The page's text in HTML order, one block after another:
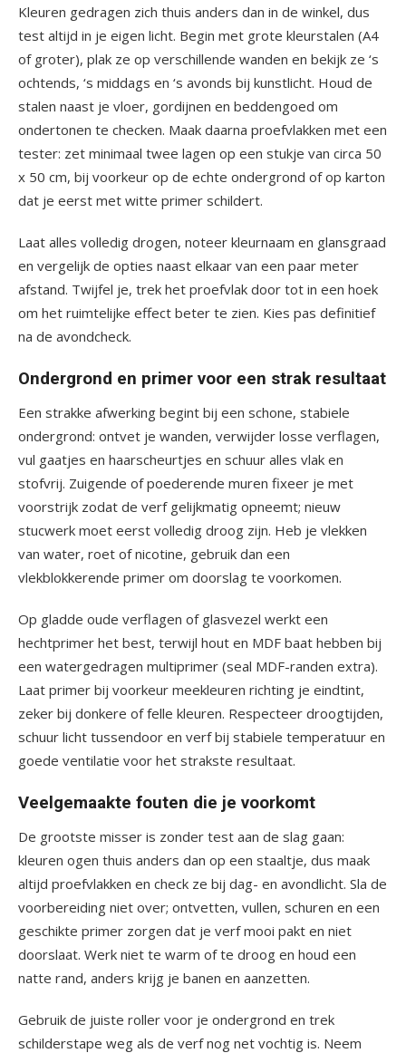
Kleuren gedragen zich thuis anders dan in de winkel, dus
test altijd in je eigen licht. Begin met grote kleurstalen (A4
of groter), plak ze op verschillende wanden en bekijk ze ‘s
ochtends, ‘s middags en ‘s avonds bij kunstlicht. Houd de
stalen naast je vloer, gordijnen en beddengoed om
ondertonen te checken. Maak daarna proefvlakken met een
tester: zet minimaal twee lagen op een stukje van circa 50
x 50 cm, bij voorkeur op de echte ondergrond of op karton
dat je eerst met witte primer schildert.
Laat alles volledig drogen, noteer kleurnaam en glansgraad
en vergelijk de opties naast elkaar van een paar meter
afstand. Twijfel je, trek het proefvlak door tot in een hoek
om het ruimtelijke effect beter te zien. Kies pas definitief
na de avondcheck.
Ondergrond en primer voor een strak resultaat
Een strakke afwerking begint bij een schone, stabiele
ondergrond: ontvet je wanden, verwijder losse verflagen,
vul gaatjes en haarscheurtjes en schuur alles vlak en
stofvrij. Zuigende of poederende muren fixeer je met
voorstrijk zodat de verf gelijkmatig opneemt; nieuw
stucwerk moet eerst volledig droog zijn. Heb je vlekken
van water, roet of nicotine, gebruik dan een
vlekblokkerende primer om doorslag te voorkomen.
Op gladde oude verflagen of glasvezel werkt een
hechtprimer het best, terwijl hout en MDF baat hebben bij
een watergedragen multiprimer (seal MDF-randen extra).
Laat primer bij voorkeur meekleuren richting je eindtint,
zeker bij donkere of felle kleuren. Respecteer droogtijden,
schuur licht tussendoor en verf bij stabiele temperatuur en
goede ventilatie voor het strakste resultaat.
Veelgemaakte fouten die je voorkomt
De grootste misser is zonder test aan de slag gaan:
kleuren ogen thuis anders dan op een staaltje, dus maak
altijd proefvlakken en check ze bij dag- en avondlicht. Sla de
voorbereiding niet over; ontvetten, vullen, schuren en een
geschikte primer zorgen dat je verf mooi pakt en niet
doorslaat. Werk niet te warm of te droog en houd een
natte rand, anders krijg je banen en aanzetten.
Gebruik de juiste roller voor je ondergrond en trek
schilderstape weg als de verf nog net vochtig is. Neem